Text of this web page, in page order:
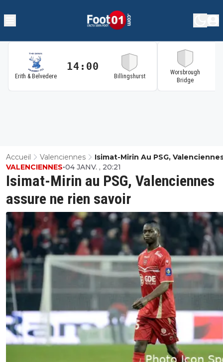
Erith & Belvedere
14:00
Billingshurst
Worsbrough
Bridge
Accueil Valenciennes
Isimat-Mirin Au PSG,
Assure Ne Rien Savoir
Isimat-Mirin au PSG, Valenciennes
assure ne rien savoir
VALENCIENNES•04 JANV. , 20:21